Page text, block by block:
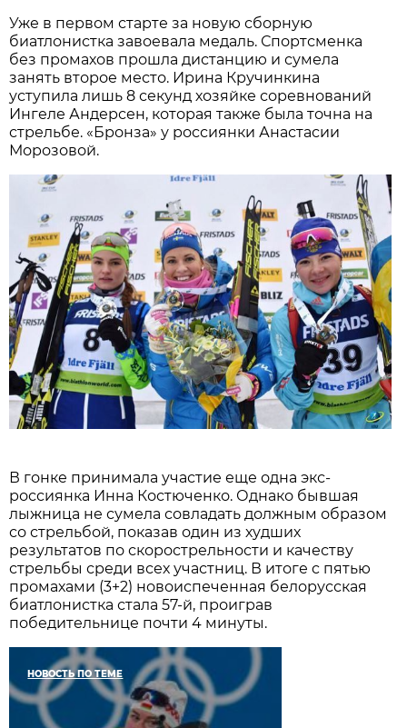
Уже в первом старте за новую сборную
биатлонистка завоевала медаль. Спортсменка
без промахов прошла дистанцию и сумела
занять второе место. Ирина Кручинкина
уступила лишь 8 секунд хозяйке соревнований
Ингеле Андерсен, которая также была точна на
стрельбе. «Бронза» у россиянки Анастасии
Морозовой.
В гонке принимала участие еще одна экс-
россиянка Инна Костюченко. Однако бывшая
лыжница не сумела совладать должным образом
со стрельбой, показав один из худших
результатов по скорострельности и качеству
стрельбы среди всех участниц. В итоге c пятью
промахами (3+2) новоиспеченная белорусская
биатлонистка стала 57-й, проиграв
победительнице почти 4 минуты.
НОВОСТЬ ПО ТЕМЕ